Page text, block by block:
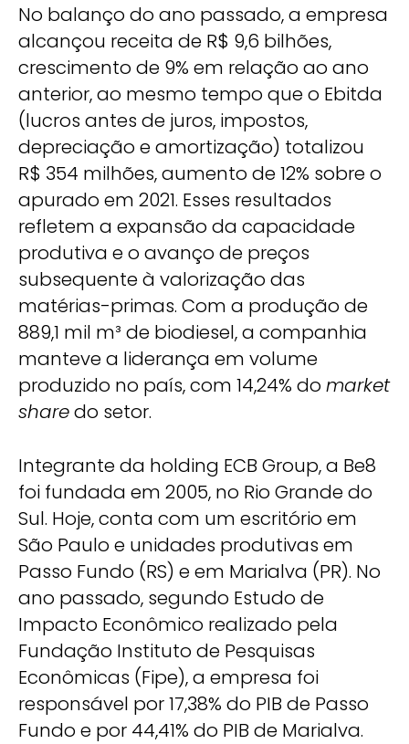
No balanço do ano passado, a empresa
alcançou receita de R$ 9,6 bilhões,
crescimento de 9% em relação ao ano
anterior, ao mesmo tempo que o Ebitda
(lucros antes de juros, impostos,
depreciação e amortização) totalizou
R$ 354 milhões, aumento de 12% sobre o
apurado em 2021. Esses resultados
refletem a expansão da capacidade
produtiva e o avanço de preços
subsequente à valorização das
matérias-primas. Com a produção de
889,1 mil m³ de biodiesel, a companhia
manteve a liderança em volume
produzido no país, com 14,24% do market
sharedo setor.
Integrante da holding ECB Group, a Be8
foi fundada em 2005, no Rio Grande do
Sul. Hoje, conta com um escritório em
São Paulo e unidades produtivas em
Passo Fundo (RS) e em Marialva (PR). No
ano passado, segundo Estudo de
Impacto Econômico realizado pela
Fundação Instituto de Pesquisas
Econômicas (Fipe), a empresa foi
responsável por 17,38% do PIB de Passo
Fundo e por 44,41% do PIB de Marialva.